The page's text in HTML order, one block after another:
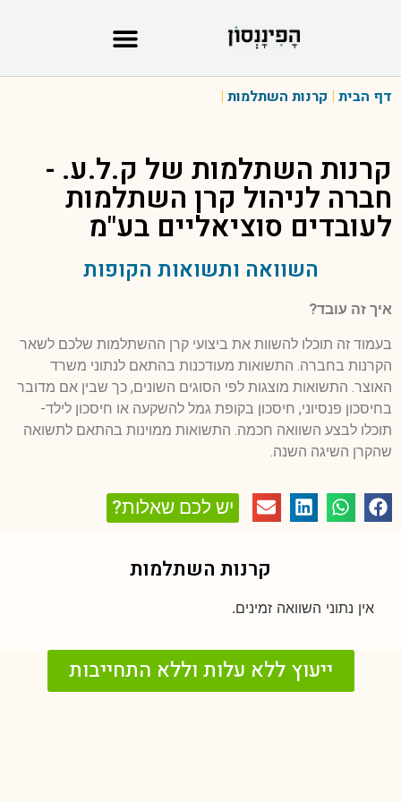
דף הבית | קרנות השתלמות |
קרנות השתלמות של ק.ל.ע. -
חברה לניהול קרן השתלמות
לעובדים סוציאליים בע"מ
השוואה ותשואות הקופות
איך זה עובד?
בעמוד זה תוכלו להשוות את ביצועי קרן ההשתלמות שלכם לשאר
הקרנות בחברה. התשואות מעודכנות בהתאם לנתוני משרד
האוצר. התשואות מוצגות לפי הסוגים השונים, כך שבין אם מדובר
בחיסכון פנסיוני, חיסכון בקופת גמל להשקעה או חיסכון לילד-
תוכלו לבצע השוואה חכמה. התשואות ממוינות בהתאם לתשואה
שהקרן השיגה השנה.
יש לכם שאלות?
קרנות השתלמות
אין נתוני השוואה זמינים.
ייעוץ ללא עלות וללא התחייבות